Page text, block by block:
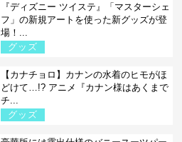
『ディズニー ツイステ』「マスターシェ
フ」の新規アートを使った新グッズが登
場！...
グッズ
【カナチョロ】カナンの水着のヒモがほ
どけて…!? アニメ『カナン様はあくまで
チ...
グッズ